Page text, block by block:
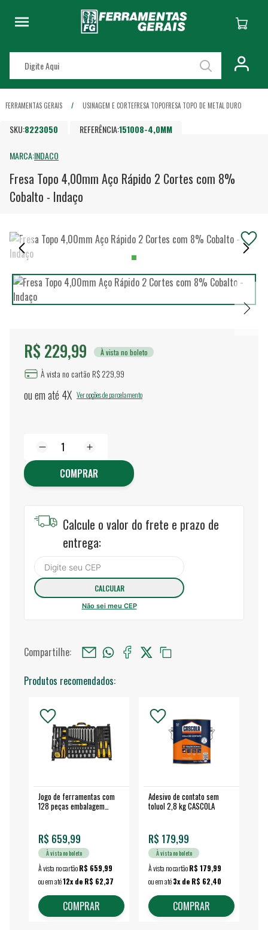
FERRAMENTAS GERAIS USINAGEM E CORTEFRESA TOPOFRESA TOPO DE METAL DURO
SKU:8223050 REFERÊNCIA:151008-4,0MM
MARCA:INDACO
Fresa Topo 4,00mm Aço Rápido 2 Cortes com 8%
Cobalto - Indaço
R$ 229,99 À vista no boleto
À vista no cartão R$ 229,99
ou em até 4X Ver opções de parcelamento
COMPRAR
Calcule o valor do frete e prazo de
entrega:
Não sei meu CEP
Compartilhe:
Produtos recomendados:
Jogo de ferramentas com
128 peças embalagem
R$ 659,99
À vista no boleto
À vista no cartãoR$ 659,99
ou em até12x de R$ 62,37
COMPRAR
Adesivo de contato sem
toluol 2,8 kg CASCOLA
R$ 179,99
À vista no boleto
À vista no cartãoR$ 179,99
ou em até3x de R$ 62,40
COMPRAR